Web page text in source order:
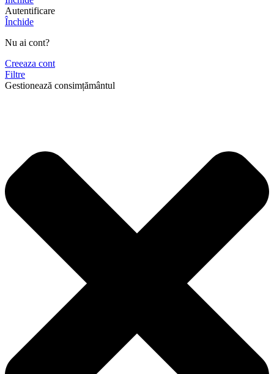
Autentificare
Închide
Nu ai cont?
Creeaza cont
Filtre
Gestionează consimțământul